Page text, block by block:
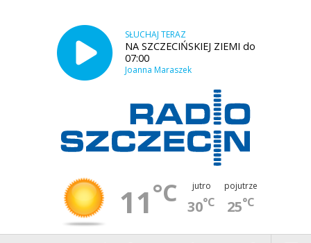
SŁUCHAJ TERAZ
NA SZCZECIŃSKIEJ ZIEMI do
07:00
Joanna Maraszek
11°C jutro
30°C
pojutrze
25°C